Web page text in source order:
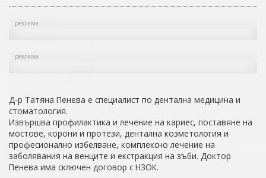
реклама
реклама
Д-р Татяна Пенева е специалист по дентална медицина и
стоматология.
Извършва профилактика и лечение на кариес, поставяне на
мостове, корони и протези, дентална козметология и
професионално избелване, комплексно лечение на
заболявания на венците и екстракция на зъби. Доктор
Пенева има сключен договор с НЗОК.